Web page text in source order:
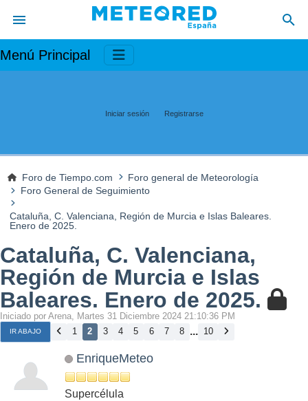
Menú Principal
Iniciar sesión Registrarse
Foro de Tiempo.com
Foro general de Meteorología
Foro General de Seguimiento
Cataluña, C. Valenciana, Región de Murcia e Islas Baleares.
Enero de 2025.
Cataluña, C. Valenciana,
Región de Murcia e Islas
Baleares. Enero de 2025.
Iniciado por Arena, Martes 31 Diciembre 2024 21:10:36 PM
IR ABAJO 1 2 3 4 5 6 7 8 ... 10
EnriqueMeteo
Supercélula